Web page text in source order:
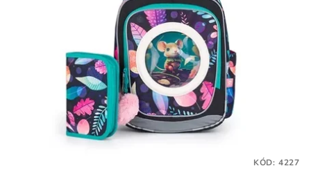
KÓD: 4227